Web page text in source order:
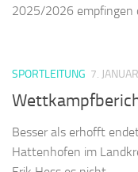
2025/2026 empfingen
SPORTLEITUNG 7.
Besser als erhofft
Hattenhofen im